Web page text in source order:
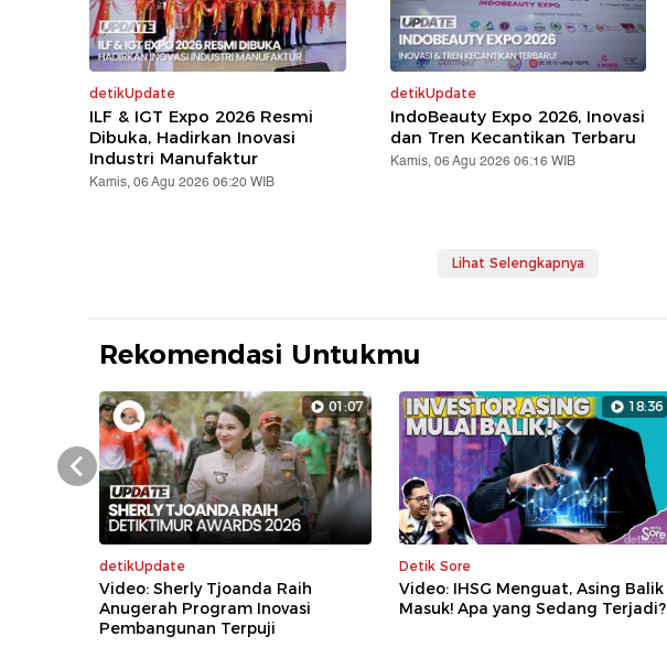
detikUpdate
ILF & IGT Expo 2026 Resmi
Dibuka, Hadirkan Inovasi
Industri Manufaktur
Kamis, 06 Agu 2026 06:20 WIB
detikUpdate
IndoBeauty Expo 2026, Inovasi
dan Tren Kecantikan Terbaru
Kamis, 06 Agu 2026 06:16 WIB
Lihat Selengkapnya
Rekomendasi Untukmu
01:07
detikUpdate
Video: Sherly Tjoanda Raih
Anugerah Program Inovasi
Pembangunan Terpuji
18:36
Detik Sore
Video: IHSG Menguat, Asing Balik
Masuk! Apa yang Sedang Terjadi?
Prev